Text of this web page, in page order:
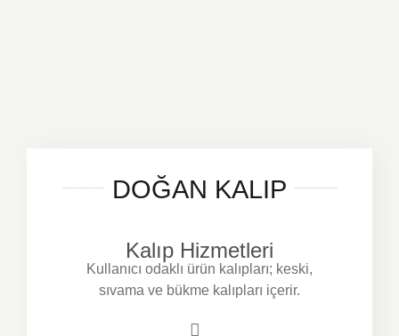
DOĞAN KALIP
Kalıp Hizmetleri
Kullanıcı odaklı ürün kalıpları; keski,
sıvama ve bükme kalıpları içerir.